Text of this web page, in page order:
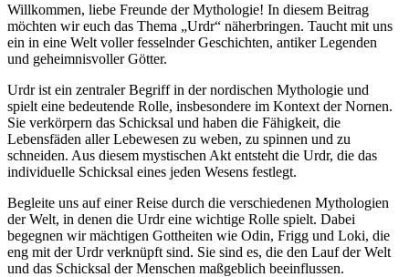
Willkommen, liebe Freunde der Mythologie! In diesem Beitrag
möchten wir euch das Thema „Urdr“ näherbringen. Taucht mit uns
ein in eine Welt voller fesselnder Geschichten, antiker Legenden
und geheimnisvoller Götter.
Urdr ist ein zentraler Begriff in der nordischen Mythologie und
spielt eine bedeutende Rolle, insbesondere im Kontext der Nornen.
Sie verkörpern das Schicksal und haben die Fähigkeit, die
Lebensfäden aller Lebewesen zu weben, zu spinnen und zu
schneiden. Aus diesem mystischen Akt entsteht die Urdr, die das
individuelle Schicksal eines jeden Wesens festlegt.
Begleite uns auf einer Reise durch die verschiedenen Mythologien
der Welt, in denen die Urdr eine wichtige Rolle spielt. Dabei
begegnen wir mächtigen Gottheiten wie Odin, Frigg und Loki, die
eng mit der Urdr verknüpft sind. Sie sind es, die den Lauf der Welt
und das Schicksal der Menschen maßgeblich beeinflussen.